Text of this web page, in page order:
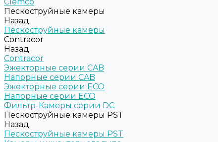
Пескоструйные камеры
Назад
Пескоструйные камеры
Contracor
Назад
Contracor
Эжекторные серии CAB
Напорные серии CAB
Эжекторные серии ECO
Напорные серии ECO
Фильтр-Камеры серии DC
Пескоструйные камеры PST
Назад
Пескоструйные камеры PST